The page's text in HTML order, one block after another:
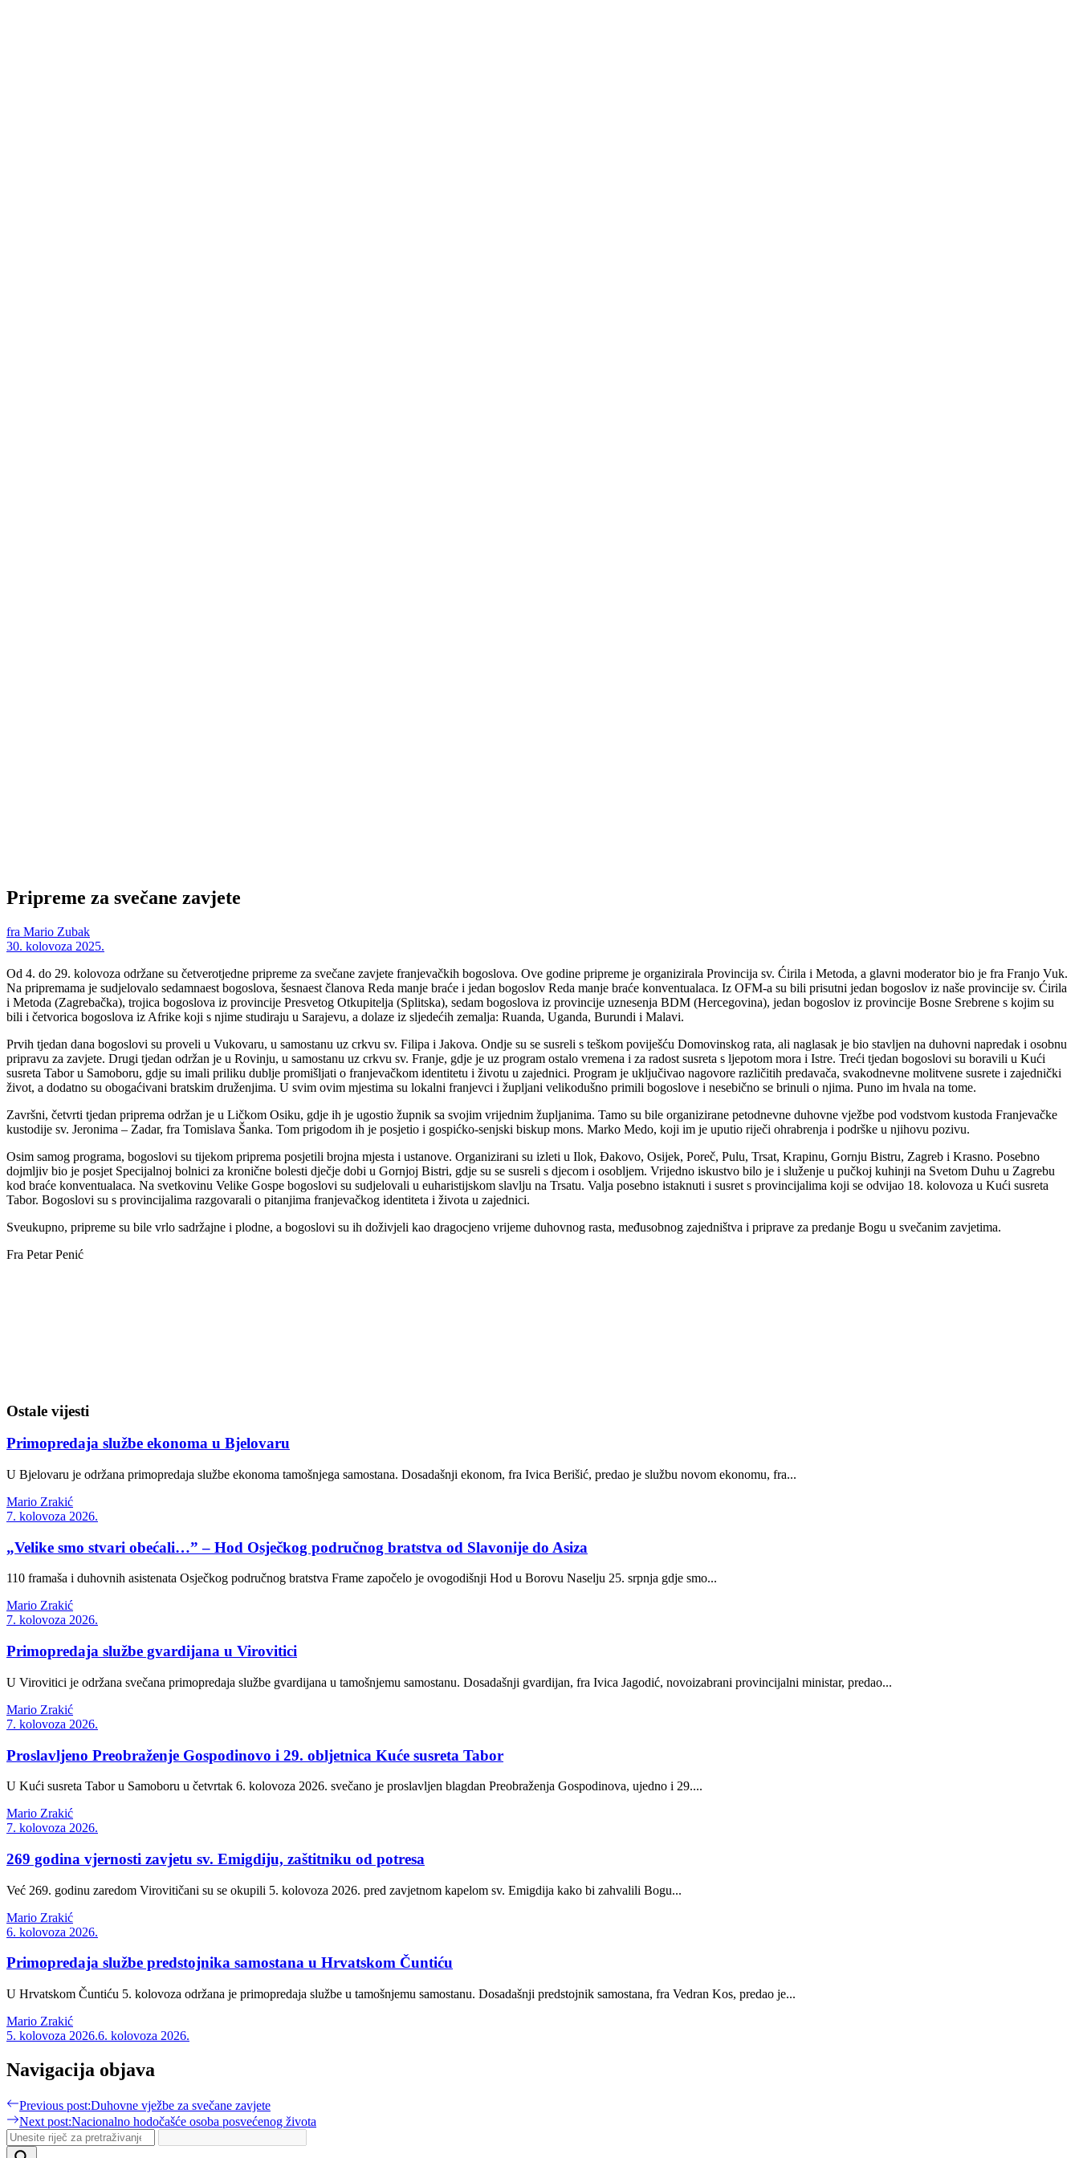
Pripreme za svečane zavjete
fra Mario Zubak
30. kolovoza 2025.
Od 4. do 29. kolovoza održane su četverotjedne pripreme za svečane zavjete franjevačkih bogoslova. Ove godine pripreme je organizirala Provincija sv. Ćirila i Metoda, a glavni moderator bio je fra Franjo Vuk.
Na pripremama je sudjelovalo sedamnaest bogoslova, šesnaest članova Reda manje braće i jedan bogoslov Reda manje braće konventualaca. Iz OFM-a su bili prisutni jedan bogoslov iz naše provincije sv. Ćirila
i Metoda (Zagrebačka), trojica bogoslova iz provincije Presvetog Otkupitelja (Splitska), sedam bogoslova iz provincije uznesenja BDM (Hercegovina), jedan bogoslov iz provincije Bosne Srebrene s kojim su
bili i četvorica bogoslova iz Afrike koji s njime studiraju u Sarajevu, a dolaze iz sljedećih zemalja: Ruanda, Uganda, Burundi i Malavi.
Prvih tjedan dana bogoslovi su proveli u Vukovaru, u samostanu uz crkvu sv. Filipa i Jakova. Ondje su se susreli s teškom poviješću Domovinskog rata, ali naglasak je bio stavljen na duhovni napredak i osobnu
pripravu za zavjete. Drugi tjedan održan je u Rovinju, u samostanu uz crkvu sv. Franje, gdje je uz program ostalo vremena i za radost susreta s ljepotom mora i Istre. Treći tjedan bogoslovi su boravili u Kući
susreta Tabor u Samoboru, gdje su imali priliku dublje promišljati o franjevačkom identitetu i životu u zajednici. Program je uključivao nagovore različitih predavača, svakodnevne molitvene susrete i zajednički
život, a dodatno su obogaćivani bratskim druženjima. U svim ovim mjestima su lokalni franjevci i župljani velikodušno primili bogoslove i nesebično se brinuli o njima. Puno im hvala na tome.
Završni, četvrti tjedan priprema održan je u Ličkom Osiku, gdje ih je ugostio župnik sa svojim vrijednim župljanima. Tamo su bile organizirane petodnevne duhovne vježbe pod vodstvom kustoda Franjevačke
kustodije sv. Jeronima – Zadar, fra Tomislava Šanka. Tom prigodom ih je posjetio i gospićko-senjski biskup mons. Marko Medo, koji im je uputio riječi ohrabrenja i podrške u njihovu pozivu.
Osim samog programa, bogoslovi su tijekom priprema posjetili brojna mjesta i ustanove. Organizirani su izleti u Ilok, Đakovo, Osijek, Poreč, Pulu, Trsat, Krapinu, Gornju Bistru, Zagreb i Krasno. Posebno
dojmljiv bio je posjet Specijalnoj bolnici za kronične bolesti dječje dobi u Gornjoj Bistri, gdje su se susreli s djecom i osobljem. Vrijedno iskustvo bilo je i služenje u pučkoj kuhinji na Svetom Duhu u Zagrebu
kod braće konventualaca. Na svetkovinu Velike Gospe bogoslovi su sudjelovali u euharistijskom slavlju na Trsatu. Valja posebno istaknuti i susret s provincijalima koji se odvijao 18. kolovoza u Kući susreta
Tabor. Bogoslovi su s provincijalima razgovarali o pitanjima franjevačkog identiteta i života u zajednici.
Sveukupno, pripreme su bile vrlo sadržajne i plodne, a bogoslovi su ih doživjeli kao dragocjeno vrijeme duhovnog rasta, međusobnog zajedništva i priprave za predanje Bogu u svečanim zavjetima.
Fra Petar Penić
Ostale vijesti
Primopredaja službe ekonoma u Bjelovaru
U Bjelovaru je održana primopredaja službe ekonoma tamošnjega samostana. Dosadašnji ekonom, fra Ivica Berišić, predao je službu novom ekonomu, fra...
Mario Zrakić
7. kolovoza 2026.
„Velike smo stvari obećali…” – Hod Osječkog područnog bratstva od Slavonije do Asiza
110 framaša i duhovnih asistenata Osječkog područnog bratstva Frame započelo je ovogodišnji Hod u Borovu Naselju 25. srpnja gdje smo...
Mario Zrakić
7. kolovoza 2026.
Primopredaja službe gvardijana u Virovitici
U Virovitici je održana svečana primopredaja službe gvardijana u tamošnjemu samostanu. Dosadašnji gvardijan, fra Ivica Jagodić, novoizabrani provincijalni ministar, predao...
Mario Zrakić
7. kolovoza 2026.
Proslavljeno Preobraženje Gospodinovo i 29. obljetnica Kuće susreta Tabor
U Kući susreta Tabor u Samoboru u četvrtak 6. kolovoza 2026. svečano je proslavljen blagdan Preobraženja Gospodinova, ujedno i 29....
Mario Zrakić
7. kolovoza 2026.
269 godina vjernosti zavjetu sv. Emigdiju, zaštitniku od potresa
Već 269. godinu zaredom Virovitičani su se okupili 5. kolovoza 2026. pred zavjetnom kapelom sv. Emigdija kako bi zahvalili Bogu...
Mario Zrakić
6. kolovoza 2026.
Primopredaja službe predstojnika samostana u Hrvatskom Čuntiću
U Hrvatskom Čuntiću 5. kolovoza održana je primopredaja službe u tamošnjemu samostanu. Dosadašnji predstojnik samostana, fra Vedran Kos, predao je...
Mario Zrakić
5. kolovoza 2026.6. kolovoza 2026.
Navigacija objava
Previous post:Duhovne vježbe za svečane zavjete
Next post:Nacionalno hodočašće osoba posvećenog života